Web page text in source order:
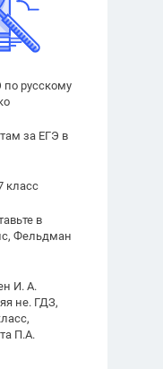
по русскому
за ЕГЭ в
класс
в
Фельдман
И. А.
не. ГДЗ,
П.А.